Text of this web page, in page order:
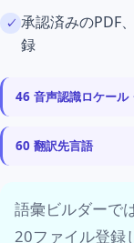
承認済みのPDF
録
46 音声認識ロケール
60 翻訳先言語
語彙ビルダーで
20ファイル登録